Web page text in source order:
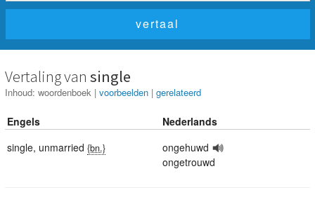
Vertaling van single
Inhoud: woordenboek | voorbeelden | gerelateerd
Engels
Nederlands
single, unmarried {bn.}
ongehuwd
ongetrouwd